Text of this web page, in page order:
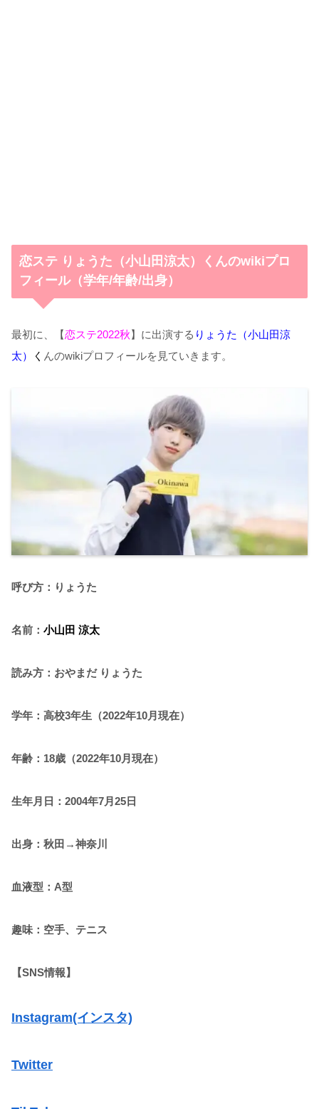
恋ステ りょうた（小山田涼太）くんのwikiプロ
フィール（学年/年齢/出身）
最初に、【恋ステ2022秋】に出演する りょうた（小山田涼
太）
く んのwikiプロフィールを見ていきます。
呼び方：りょうた
名前： 小山田 涼太
読み方：おやまだ りょうた
学年：高校3年生（2022年10月現在）
年齢：18歳（2022年10月現在）
生年月日：2004年7月25日
出身：秋田→神奈川
血液型：A型
趣味：空手、テニス
【SNS情報】
Instagram(インスタ)
Twitter